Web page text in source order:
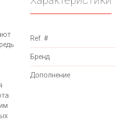
Ref. #
Бренд
Дополнение